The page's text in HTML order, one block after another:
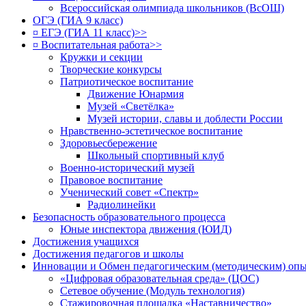
Всероссийская олимпиада школьников (ВсОШ)
ОГЭ (ГИА 9 класс)
¤ ЕГЭ (ГИА 11 класс)>>
¤ Воспитательная работа>>
Кружки и секции
Творческие конкурсы
Патриотическое воспитание
Движение Юнармия
Музей «Светёлка»
Музей истории, славы и доблести России
Нравственно-эстетическое воспитание
Здоровьесбережение
Школьный спортивный клуб
Военно-исторический музей
Правовое воспитание
Ученический совет «Спектр»
Радиолинейки
Безопасность образовательного процесса
Юные инспектора движения (ЮИД)
Достижения учащихся
Достижения педагогов и школы
Инновации и Обмен педагогическим (методическим)
«Цифровая образовательная среда» (ЦОС)
Сетевое обучение (Модуль технология)
Стажировочная площадка «Наставничество»